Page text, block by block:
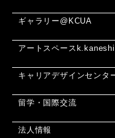
ギャラリー@KCUA
アートスペース
キャリアデザインセンタ
留学・国際交流
法人情報